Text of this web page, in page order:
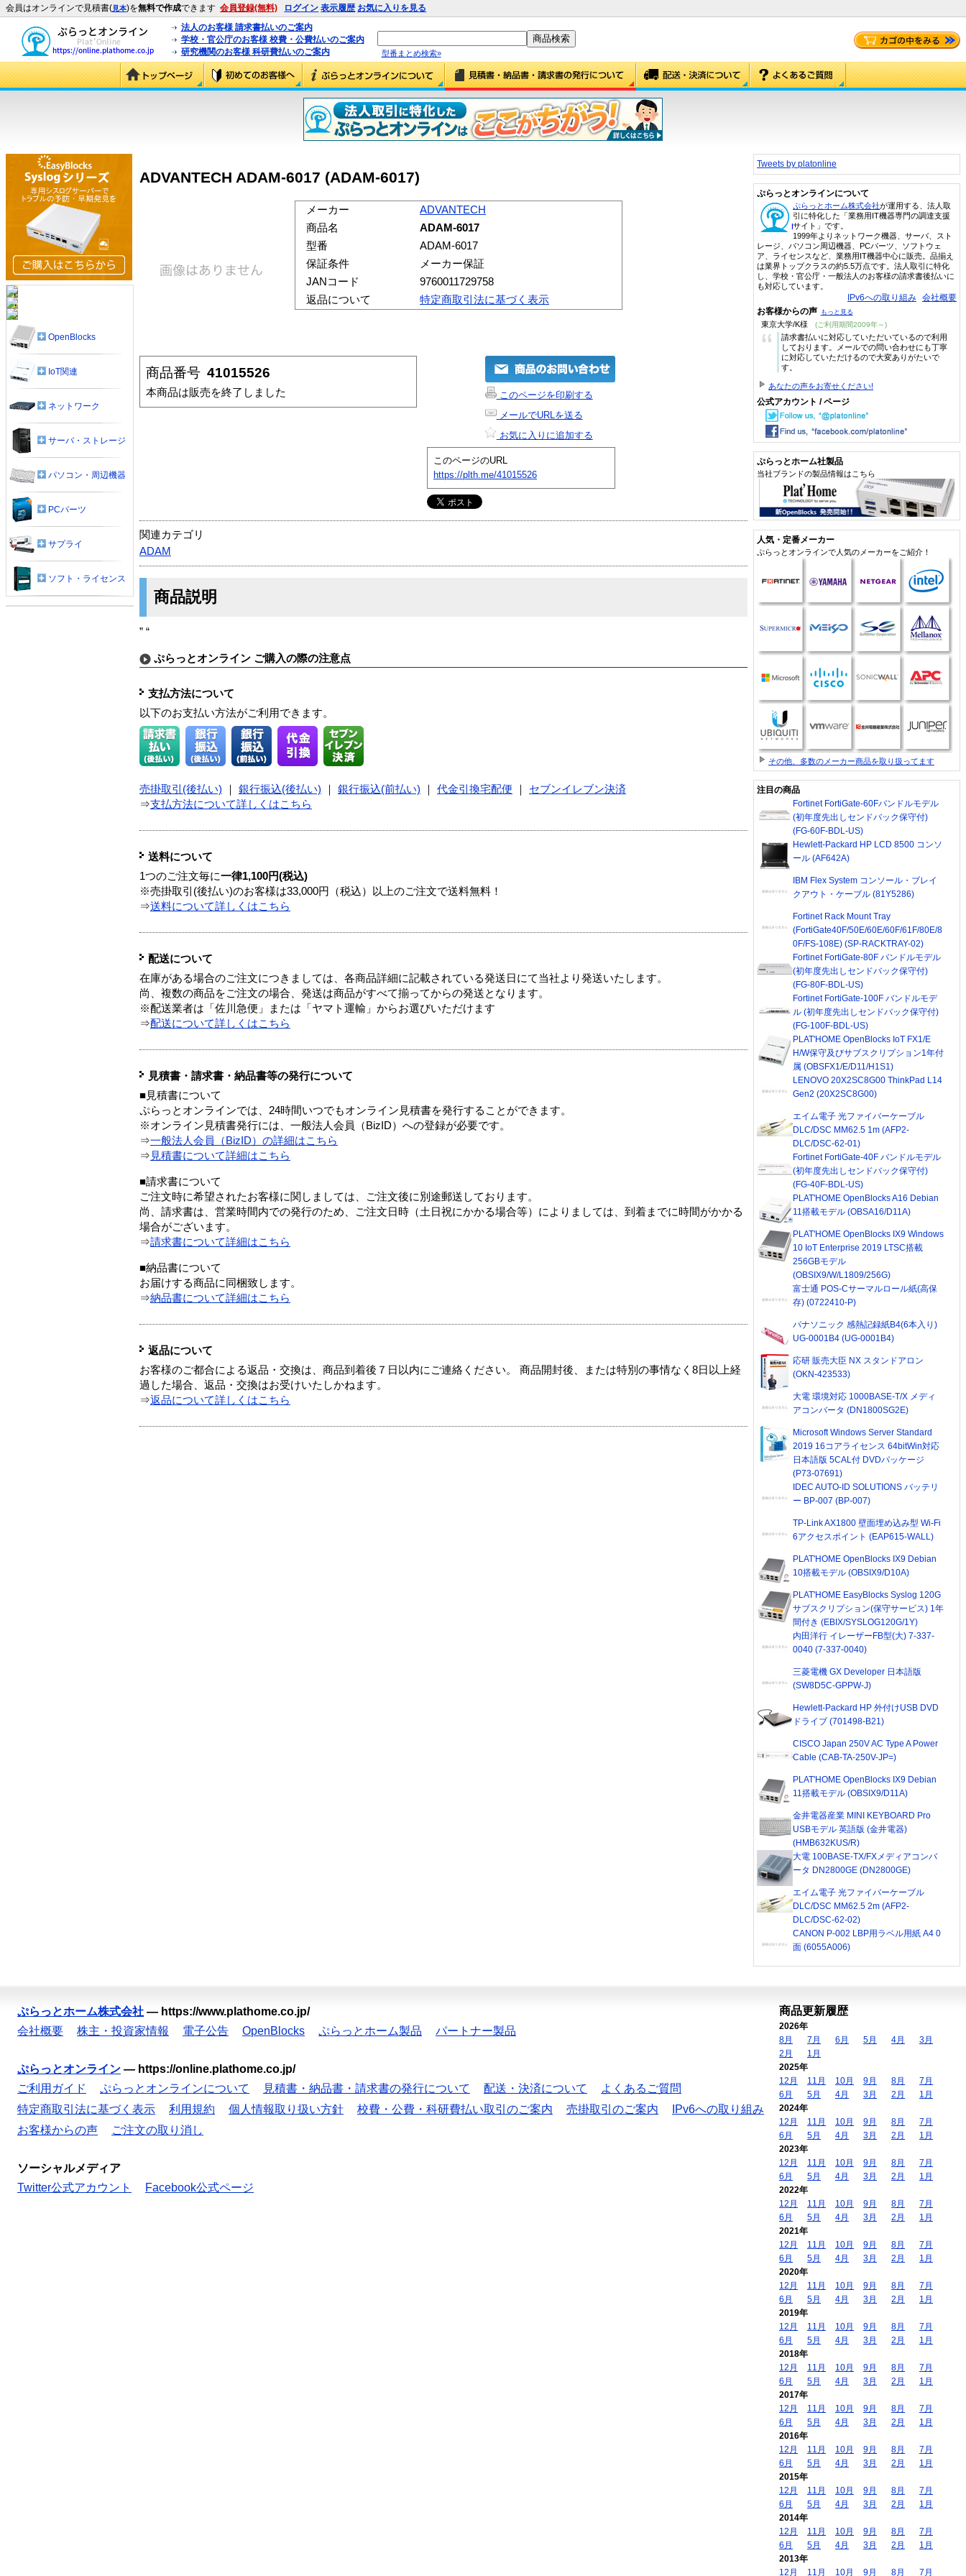
会員はオンラインで見積書(見本)を無料で作成できます 会員登録(無料) ログイン 表示履歴 お気に入りを見る
法人のお客様 請求書払いのご案内
学校・官公庁のお客様 校費・公費払いのご案内
研究機関のお客様 科研費払いのご案内
型番まとめ検索»
ADVANTECH ADAM-6017 (ADAM-6017)
メーカー
ADVANTECH
商品名
ADAM-6017
型番
ADAM-6017
保証条件
メーカー保証
JANコード
9760011729758
返品について
特定商取引法に基づく表示
商品番号 41015526
本商品は販売を終了しました
このページを印刷する
メールでURLを送る
お気に入りに追加する
このページのURL
https://plth.me/41015526
関連カテゴリ
ADAM
商品説明
” “
ぷらっとオンライン ご購入の際の注意点
支払方法について
以下のお支払い方法がご利用できます。
売掛取引(後払い) 銀行振込(後払い) 銀行振込(前払い) 代金引換宅配便
セブンイレブン決済
⇒支払方法について詳しくはこちら
送料について
1つのご注文毎に一律1,100円(税込)
※売掛取引(後払い)のお客様は33,000円（税込）以上のご注文で送料無料！
⇒送料について詳しくはこちら
配送について
在庫がある場合のご注文につきましては、各商品詳細に記載されている発送日にて当社より発送いたします。
尚、複数の商品をご注文の場合、発送は商品がすべて揃ってからの発送となります。
※配送業者は「佐川急便」または「ヤマト運輸」からお選びいただけます
⇒配送について詳しくはこちら
見積書・請求書・納品書等の発行について
■見積書について
ぷらっとオンラインでは、24時間いつでもオンライン見積書を発行することができます。
※オンライン見積書発行には、一般法人会員（BizID）への登録が必要です。
⇒一般法人会員（BizID）の詳細はこちら
⇒ 見積書について詳細はこちら
■請求書について
ご注文時に希望されたお客様に関しましては、ご注文後に別途郵送しております。
尚、請求書は、営業時間内での発行のため、ご注文日時（土日祝にかかる場合等）によりましては、到着までに時間がかかる
場合がございます。
⇒請求書について詳細はこちら
■納品書について
お届けする商品に同梱致します。
⇒納品書について詳細はこちら
返品について
お客様のご都合による返品・交換は、商品到着後７日以内にご連絡ください。 商品開封後、または特別の事情なく8日以上経
過した場合、返品・交換はお受けいたしかねます。
⇒返品について詳しくはこちら
OpenBlocks
IoT関連
ネットワーク
サーバ・ストレージ
パソコン・周辺機器
PCパーツ
サプライ
ソフト・ライセンス
Tweets by platonline
ぷらっとオンラインについて
ぷらっとホーム株式会社が運用する、法人取
引に特化した「業務用IT機器専門の調達支援
サイト」です。
1999年よりネットワーク機器、サーバ、スト
レージ、パソコン周辺機器、PCパーツ、ソフトウェ
ア、ライセンスなど、業務用IT機器中心に販売。品揃え
は業界トップクラスの約5.5万点です。法人取引に特化
し、学校・官公庁・一般法人のお客様の請求書後払いに
も対応しています。
IPv6への取り組み 会社概要
お客様からの声 もっと見る
東京大学/K様 (ご利用期間2009年～)
“
請求書払いに対応していただいているので利用
しております。メールでの問い合わせにも丁寧
に対応していただけるので大変ありがたいで
す。
あなたの声をお寄せください!
公式アカウント / ページ
ぷらっとホーム社製品
当社ブランドの製品情報はこちら
人気・定番メーカー
ぷらっとオンラインで人気のメーカーをご紹介！
その他、多数のメーカー商品を取り扱ってます
注目の商品
Fortinet FortiGate-60Fバンドルモデル
(初年度先出しセンドバック保守付)
(FG-60F-BDL-US)
Hewlett-Packard HP LCD 8500 コンソ
ール (AF642A)
IBM Flex System コンソール・ブレイ
クアウト・ケーブル (81Y5286)
Fortinet Rack Mount Tray
(FortiGate40F/50E/60E/60F/61F/80E/8
0F/FS-108E) (SP-RACKTRAY-02)
Fortinet FortiGate-80F バンドルモデル
(初年度先出しセンドバック保守付)
(FG-80F-BDL-US)
Fortinet FortiGate-100F バンドルモデ
ル (初年度先出しセンドバック保守付)
(FG-100F-BDL-US)
PLAT'HOME OpenBlocks IoT FX1/E
H/W保守及びサブスクリプション1年付
属 (OBSFX1/E/D11/H1S1)
LENOVO 20X2SC8G00 ThinkPad L14
Gen2 (20X2SC8G00)
エイム電子 光ファイバーケーブル
DLC/DSC MM62.5 1m (AFP2-
DLC/DSC-62-01)
Fortinet FortiGate-40F バンドルモデル
(初年度先出しセンドバック保守付)
(FG-40F-BDL-US)
PLAT'HOME OpenBlocks A16 Debian
11搭載モデル (OBSA16/D11A)
PLAT'HOME OpenBlocks IX9 Windows
10 IoT Enterprise 2019 LTSC搭載
256GBモデル
(OBSIX9/W/L1809/256G)
富士通 POS-Cサーマルロール紙(高保
存) (0722410-P)
パナソニック 感熱記録紙B4(6本入り)
UG-0001B4 (UG-0001B4)
応研 販売大臣 NX スタンドアロン
(OKN-423533)
大電 環境対応 1000BASE-T/X メディ
アコンバータ (DN1800SG2E)
Microsoft Windows Server Standard
2019 16コアライセンス 64bitWin対応
日本語版 5CAL付 DVDパッケージ
(P73-07691)
IDEC AUTO-ID SOLUTIONS バッテリ
ー BP-007 (BP-007)
TP-Link AX1800 壁面埋め込み型 Wi-Fi
6アクセスポイント (EAP615-WALL)
PLAT'HOME OpenBlocks IX9 Debian
10搭載モデル (OBSIX9/D10A)
PLAT'HOME EasyBlocks Syslog 120G
サブスクリプション(保守サービス) 1年
間付き (EBIX/SYSLOG120G/1Y)
内田洋行 イレーザーFB型(大) 7-337-
0040 (7-337-0040)
三菱電機 GX Developer 日本語版
(SW8D5C-GPPW-J)
Hewlett-Packard HP 外付けUSB DVD
ドライブ (701498-B21)
CISCO Japan 250V AC Type A Power
Cable (CAB-TA-250V-JP=)
PLAT'HOME OpenBlocks IX9 Debian
11搭載モデル (OBSIX9/D11A)
金井電器産業 MINI KEYBOARD Pro
USBモデル 英語版 (金井電器)
(HMB632KUS/R)
大電 100BASE-TX/FXメディアコンバ
ータ DN2800GE (DN2800GE)
エイム電子 光ファイバーケーブル
DLC/DSC MM62.5 2m (AFP2-
DLC/DSC-62-02)
CANON P-002 LBP用ラベル用紙 A4 0
面 (6055A006)
ぷらっとホーム株式会社 — https://www.plathome.co.jp/
会社概要
株主・投資家情報 電子公告 OpenBlocks ぷらっとホーム製品 パートナー製品
ぷらっとオンライン — https://online.plathome.co.jp/
ご利用ガイド
ぷらっとオンラインについて 見積書・納品書・請求書の発行について 配送・決済について
よくあるご質問
特定商取引法に基づく表示
利用規約 個人情報取り扱い方針 校費・公費・科研費払い取引のご案内 売掛取引のご案内
IPv6への取り組み
お客様からの声
ご注文の取り消し
ソーシャルメディア
Twitter公式アカウント
Facebook公式ページ
商品更新履歴
2026年
8月
7月 6月 5月 4月
3月
2月
1月
2025年
12月
11月 10月 9月 8月
7月
6月
5月 4月 3月 2月
1月
2024年
12月
11月 10月 9月 8月
7月
6月
5月 4月 3月 2月
1月
2023年
12月
11月 10月 9月 8月
7月
6月
5月 4月 3月 2月
1月
2022年
12月
11月 10月 9月 8月
7月
6月
5月 4月 3月 2月
1月
2021年
12月
11月 10月 9月 8月
7月
6月
5月 4月 3月 2月
1月
2020年
12月
11月 10月 9月 8月
7月
6月
5月 4月 3月 2月
1月
2019年
12月
11月 10月 9月 8月
7月
6月
5月 4月 3月 2月
1月
2018年
12月
11月 10月 9月 8月
7月
6月
5月 4月 3月 2月
1月
2017年
12月
11月 10月 9月 8月
7月
6月
5月 4月 3月 2月
1月
2016年
12月
11月 10月 9月 8月
7月
6月
5月 4月 3月 2月
1月
2015年
12月
11月 10月 9月 8月
7月
6月
5月 4月 3月 2月
1月
2014年
12月
11月 10月 9月 8月
7月
6月
5月 4月 3月 2月
1月
2013年
12月
11月 10月 9月 8月 7月